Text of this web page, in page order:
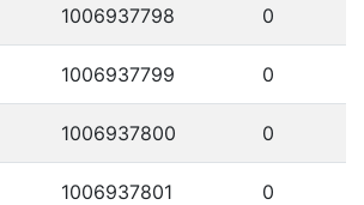
1006937798 0
1006937799 0
1006937800 0
1006937801 0